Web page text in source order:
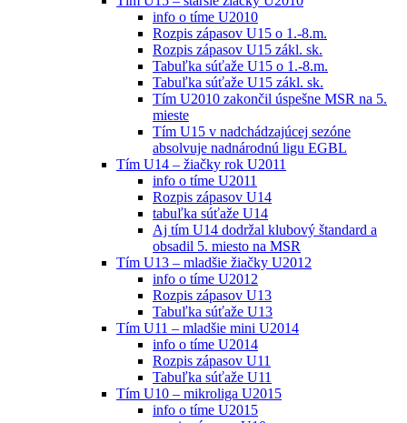
info o tíme U2010
Rozpis zápasov U15 o 1.-8.m.
Rozpis zápasov U15 zákl. sk.
Tabuľka súťaže U15 o 1.-8.m.
Tabuľka súťaže U15 zákl. sk.
Tím U2010 zakončil úspešne MSR na 5.
mieste
Tím U15 v nadchádzajúcej sezóne
absolvuje nadnárodnú ligu EGBL
Tím U14 – žiačky rok U2011
info o tíme U2011
Rozpis zápasov U14
tabuľka súťaže U14
Aj tím U14 dodržal klubový štandard a
obsadil 5. miesto na MSR
Tím U13 – mladšie žiačky U2012
info o tíme U2012
Rozpis zápasov U13
Tabuľka súťaže U13
Tím U11 – mladšie mini U2014
info o tíme U2014
Rozpis zápasov U11
Tabuľka súťaže U11
Tím U10 – mikroliga U2015
info o tíme U2015